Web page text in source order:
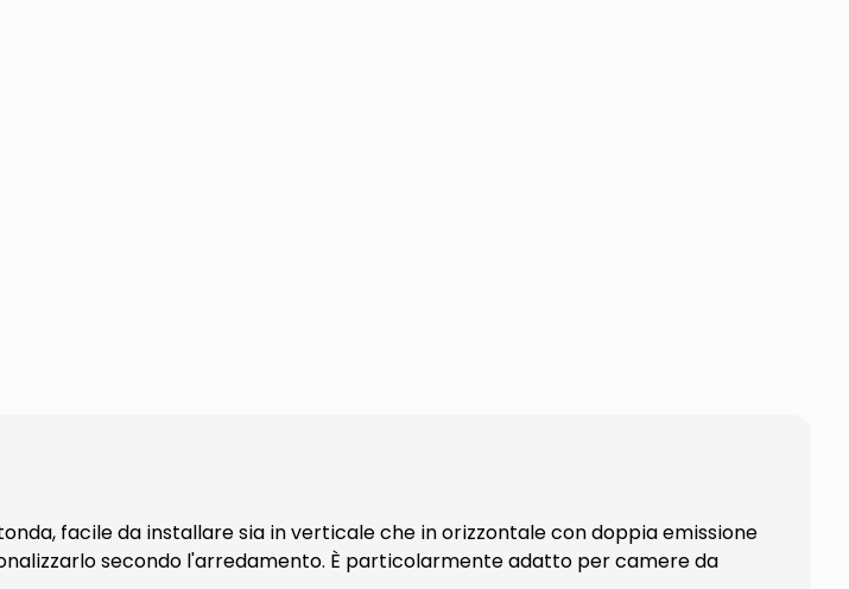
facile da installare sia in verticale che in orizzontale con doppia emissione
secondo l'arredamento. È particolarmente adatto per camere da